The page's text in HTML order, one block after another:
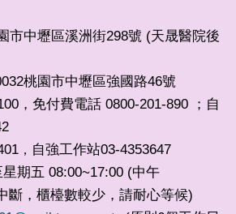
市中壢區溪洲街298號 (天晟醫院後
桃園市中壢區強國路46號
，免付費電話 0800-201-890 ；自
， 自強工作站03-4353647
期五 08:00~17:00 (中午
斷，櫃檯數較少，請耐心等候)